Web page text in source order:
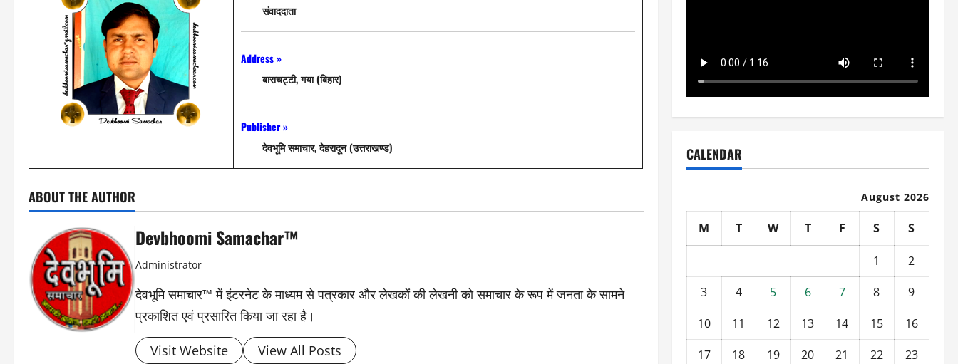
संवाददाता
Address »
बाराचट्टी, गया (बिहार)
Publisher »
देवभूमि समाचार, देहरादून (उत्तराखण्ड)
ABOUT THE AUTHOR
Devbhoomi Samachar™
Administrator
देवभूमि समाचार™ में इंटरनेट के माध्यम से पत्रकार और लेखकों की लेखनी को समाचार के रूप में जनता के सामने
प्रकाशित एवं प्रसारित किया जा रहा है।
Visit Website View All Posts
CALENDAR
August 2026
M T W T F S S
1
2
3
4 5 6 7 8
9
10
11 12 13 14 15
16
17
18 19 20 21 22
23